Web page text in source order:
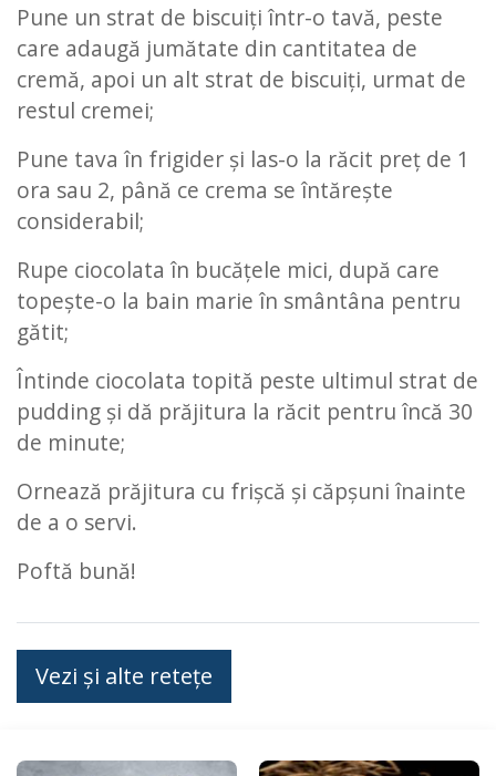
Pune un strat de biscuiți într-o tavă, peste
care adaugă jumătate din cantitatea de
cremă, apoi un alt strat de biscuiți, urmat de
restul cremei;
Pune tava în frigider și las-o la răcit preț de 1
ora sau 2, până ce crema se întărește
considerabil;
Rupe ciocolata în bucățele mici, după care
topește-o la bain marie în smântâna pentru
gătit;
Întinde ciocolata topită peste ultimul strat de
pudding și dă prăjitura la răcit pentru încă 30
de minute;
Ornează prăjitura cu frișcă și căpșuni înainte
de a o servi.
Poftă bună!
Vezi și alte retețe